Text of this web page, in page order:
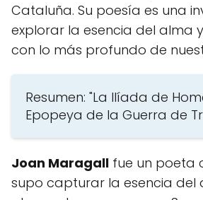
Cataluña. Su poesía es una
explorar la esencia del alma
con lo más profundo de
Resumen: "La Ilíada de
Epopeya de la Guerra de
Joan Maragall fue un poeta
supo capturar la esencia del
Suscríbete
Suscribir